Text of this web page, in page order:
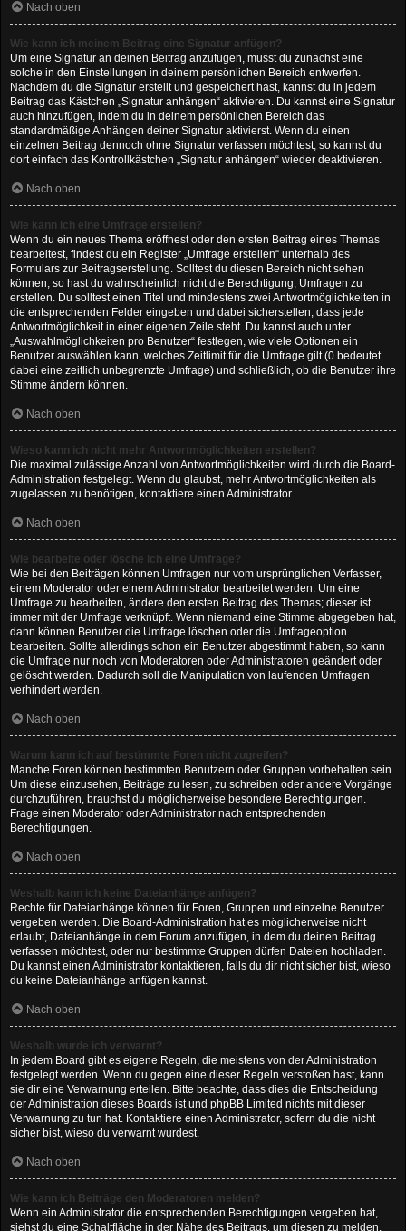
Nach oben
Wie kann ich meinem Beitrag eine Signatur anfügen?
Um eine Signatur an deinen Beitrag anzufügen, musst du zunächst eine
solche in den Einstellungen in deinem persönlichen Bereich entwerfen.
Nachdem du die Signatur erstellt und gespeichert hast, kannst du in jedem
Beitrag das Kästchen „Signatur anhängen“ aktivieren. Du kannst eine Signatur
auch hinzufügen, indem du in deinem persönlichen Bereich das
standardmäßige Anhängen deiner Signatur aktivierst. Wenn du einen
einzelnen Beitrag dennoch ohne Signatur verfassen möchtest, so kannst du
dort einfach das Kontrollkästchen „Signatur anhängen“ wieder deaktivieren.
Nach oben
Wie kann ich eine Umfrage erstellen?
Wenn du ein neues Thema eröffnest oder den ersten Beitrag eines Themas
bearbeitest, findest du ein Register „Umfrage erstellen“ unterhalb des
Formulars zur Beitragserstellung. Solltest du diesen Bereich nicht sehen
können, so hast du wahrscheinlich nicht die Berechtigung, Umfragen zu
erstellen. Du solltest einen Titel und mindestens zwei Antwortmöglichkeiten in
die entsprechenden Felder eingeben und dabei sicherstellen, dass jede
Antwortmöglichkeit in einer eigenen Zeile steht. Du kannst auch unter
„Auswahlmöglichkeiten pro Benutzer“ festlegen, wie viele Optionen ein
Benutzer auswählen kann, welches Zeitlimit für die Umfrage gilt (0 bedeutet
dabei eine zeitlich unbegrenzte Umfrage) und schließlich, ob die Benutzer ihre
Stimme ändern können.
Nach oben
Wieso kann ich nicht mehr Antwortmöglichkeiten erstellen?
Die maximal zulässige Anzahl von Antwortmöglichkeiten wird durch die Board-
Administration festgelegt. Wenn du glaubst, mehr Antwortmöglichkeiten als
zugelassen zu benötigen, kontaktiere einen Administrator.
Nach oben
Wie bearbeite oder lösche ich eine Umfrage?
Wie bei den Beiträgen können Umfragen nur vom ursprünglichen Verfasser,
einem Moderator oder einem Administrator bearbeitet werden. Um eine
Umfrage zu bearbeiten, ändere den ersten Beitrag des Themas; dieser ist
immer mit der Umfrage verknüpft. Wenn niemand eine Stimme abgegeben hat,
dann können Benutzer die Umfrage löschen oder die Umfrageoption
bearbeiten. Sollte allerdings schon ein Benutzer abgestimmt haben, so kann
die Umfrage nur noch von Moderatoren oder Administratoren geändert oder
gelöscht werden. Dadurch soll die Manipulation von laufenden Umfragen
verhindert werden.
Nach oben
Warum kann ich auf bestimmte Foren nicht zugreifen?
Manche Foren können bestimmten Benutzern oder Gruppen vorbehalten sein.
Um diese einzusehen, Beiträge zu lesen, zu schreiben oder andere Vorgänge
durchzuführen, brauchst du möglicherweise besondere Berechtigungen.
Frage einen Moderator oder Administrator nach entsprechenden
Berechtigungen.
Nach oben
Weshalb kann ich keine Dateianhänge anfügen?
Rechte für Dateianhänge können für Foren, Gruppen und einzelne Benutzer
vergeben werden. Die Board-Administration hat es möglicherweise nicht
erlaubt, Dateianhänge in dem Forum anzufügen, in dem du deinen Beitrag
verfassen möchtest, oder nur bestimmte Gruppen dürfen Dateien hochladen.
Du kannst einen Administrator kontaktieren, falls du dir nicht sicher bist, wieso
du keine Dateianhänge anfügen kannst.
Nach oben
Weshalb wurde ich verwarnt?
In jedem Board gibt es eigene Regeln, die meistens von der Administration
festgelegt werden. Wenn du gegen eine dieser Regeln verstoßen hast, kann
sie dir eine Verwarnung erteilen. Bitte beachte, dass dies die Entscheidung
der Administration dieses Boards ist und phpBB Limited nichts mit dieser
Verwarnung zu tun hat. Kontaktiere einen Administrator, sofern du die nicht
sicher bist, wieso du verwarnt wurdest.
Nach oben
Wie kann ich Beiträge den Moderatoren melden?
Wenn ein Administrator die entsprechenden Berechtigungen vergeben hat,
siehst du eine Schaltfläche in der Nähe des Beitrags, um diesen zu melden.